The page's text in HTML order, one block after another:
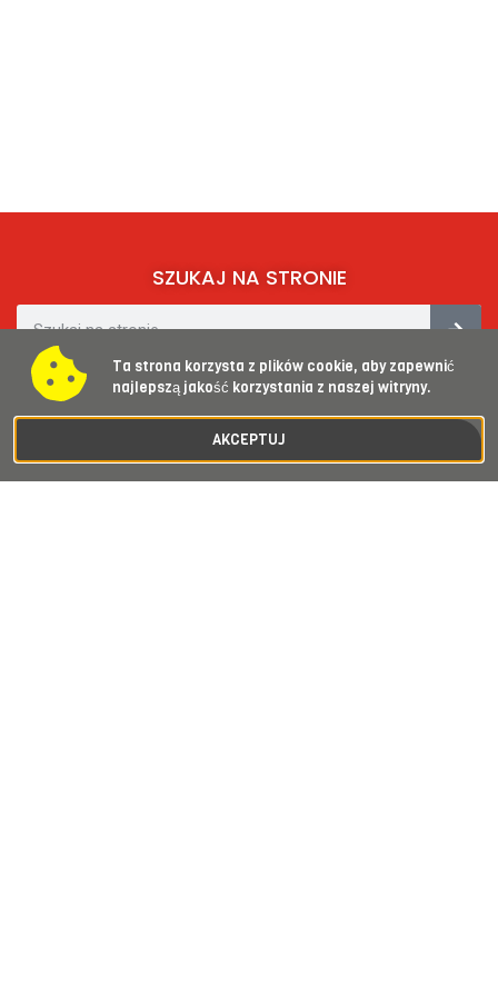
SZUKAJ NA STRONIE
SOCIAL MEDIA​
Ta strona korzysta z plików cookie, aby zapewnić
najlepszą jakość korzystania z naszej witryny.
AKCEPTUJ